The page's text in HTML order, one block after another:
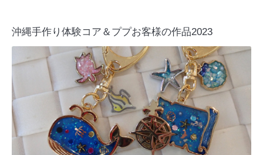
沖縄手作り体験コア＆ププお客様の作品2023